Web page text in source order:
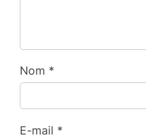
Nom *
E-mail *